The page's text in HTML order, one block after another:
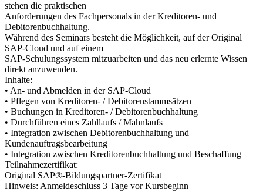
stehen die praktischen
Anforderungen des Fachpersonals in der Kreditoren- und
Debitorenbuchhaltung.
Während des Seminars besteht die Möglichkeit, auf der Original
SAP-Cloud und auf einem
SAP-Schulungssystem mitzuarbeiten und das neu erlernte Wissen
direkt anzuwenden.
Inhalte:
• An- und Abmelden in der SAP-Cloud
• Pflegen von Kreditoren- / Debitorenstammsätzen
• Buchungen in Kreditoren- / Debitorenbuchhaltung
• Durchführen eines Zahllaufs / Mahnlaufs
• Integration zwischen Debitorenbuchhaltung und
Kundenauftragsbearbeitung
• Integration zwischen Kreditorenbuchhaltung und Beschaffung
Teilnahmezertifikat:
Original SAP®-Bildungspartner-Zertifikat
Hinweis: Anmeldeschluss 3 Tage vor Kursbeginn